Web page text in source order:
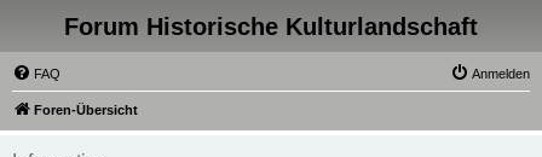
Forum Historische Kulturlandschaft
FAQ Anmelden
Foren-Übersicht